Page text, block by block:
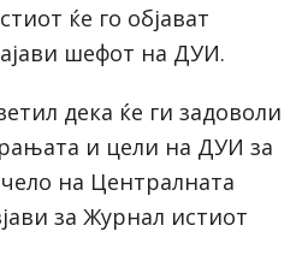
ќе го објават
шефот на ДУИ.
дека ќе ги задоволи
и цели на ДУИ за
на Централната
за Журнал истиот